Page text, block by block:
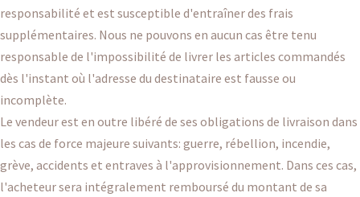
responsabilité et est susceptible d'entraîner des frais
supplémentaires. Nous ne pouvons en aucun cas être tenu
responsable de l'impossibilité de livrer les articles commandés
dès l'instant où l'adresse du destinataire est fausse ou
incomplète.
Le vendeur est en outre libéré de ses obligations de livraison dans
les cas de force majeure suivants: guerre, rébellion, incendie,
grève, accidents et entraves à l'approvisionnement. Dans ces cas,
l'acheteur sera intégralement remboursé du montant de sa